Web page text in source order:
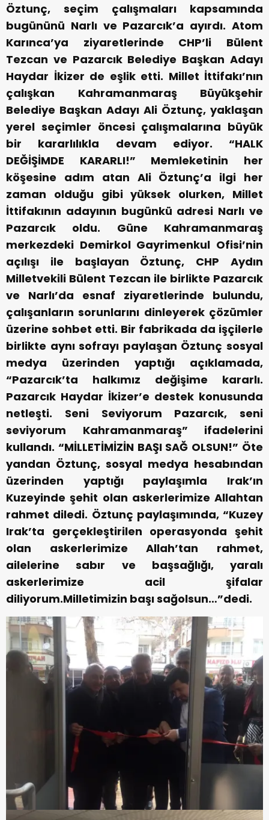
Öztunç, seçim çalışmaları kapsamında
bugününü Narlı ve Pazarcık’a ayırdı. Atom
Karınca’ya ziyaretlerinde CHP’li Bülent
Tezcan ve Pazarcık Belediye Başkan Adayı
Haydar İkizer de eşlik etti. Millet İttifakı’nın
çalışkan Kahramanmaraş Büyükşehir
Belediye Başkan Adayı Ali Öztunç, yaklaşan
yerel seçimler öncesi çalışmalarına büyük
bir kararlılıkla devam ediyor.
“HALK
DEĞİŞİMDE KARARLI!”
Memleketinin her
köşesine adım atan Ali Öztunç’a ilgi her
zaman olduğu gibi yüksek olurken, Millet
İttifakının adayının bugünkü adresi Narlı ve
Pazarcık oldu.
Güne Kahramanmaraş
merkezdeki Demirkol Gayrimenkul Ofisi’nin
açılışı ile başlayan Öztunç, CHP Aydın
Milletvekili Bülent Tezcan ile birlikte Pazarcık
ve Narlı’da esnaf ziyaretlerinde bulundu,
çalışanların sorunlarını dinleyerek çözümler
üzerine sohbet etti. Bir fabrikada da işçilerle
birlikte aynı sofrayı paylaşan Öztunç sosyal
medya üzerinden yaptığı açıklamada,
“Pazarcık’ta halkımız değişime kararlı.
Pazarcık Haydar İkizer’e destek konusunda
netleşti. Seni Seviyorum Pazarcık, seni
seviyorum Kahramanmaraş” ifadelerini
kullandı. “MİLLETİMİZİN BAŞI SAĞ OLSUN!” Öte
yandan Öztunç, sosyal medya hesabından
üzerinden yaptığı paylaşımla Irak’ın
Kuzeyinde şehit olan askerlerimize Allahtan
rahmet diledi. Öztunç paylaşımında, “Kuzey
Irak’ta gerçekleştirilen operasyonda şehit
olan askerlerimize Allah’tan rahmet,
ailelerine sabır ve başsağlığı, yaralı
askerlerimize acil şifalar
diliyorum.Milletimizin ‬başı sağolsun…”dedi.